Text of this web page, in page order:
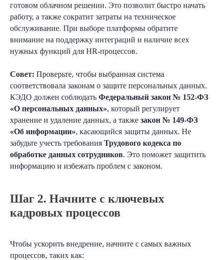
готовом облачном решении. Это позволит быстро начать
работу, а также сократит затраты на техническое
обслуживание. При выборе платформы обратите
внимание на поддержку интеграций и наличие всех
нужных функций для HR-процессов.
Совет: Проверьте, чтобы выбранная система
соответствовала законам о защите персональных данных.
КЭДО должен соблюдать Федеральный закон № 152-ФЗ
«О персональных данных», который регулирует
хранение и удаление данных, а также закон № 149-ФЗ
«Об информации», касающийся защиты данных. Не
забудьте учесть требования Трудового кодекса по
обработке данных сотрудников. Это поможет защитить
информацию и избежать проблем с законом.
Шаг 2. Начните с ключевых
кадровых процессов
Чтобы ускорить внедрение, начните с самых важных
процессов, таких как: